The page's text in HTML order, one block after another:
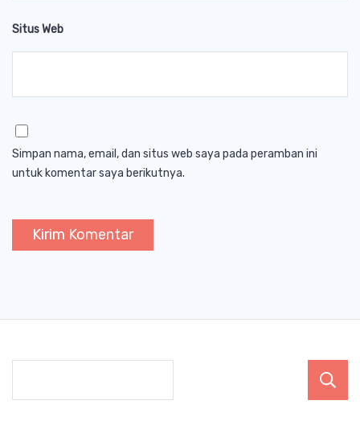
Situs Web
Simpan nama, email, dan situs web saya pada peramban ini
untuk komentar saya berikutnya.